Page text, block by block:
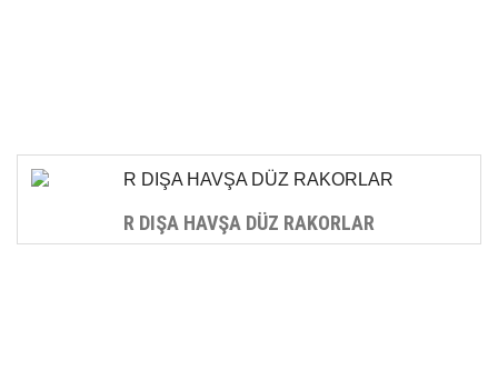
R DIŞA HAVŞA DÜZ RAKORLAR